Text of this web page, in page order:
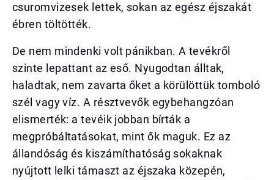
csuromvizesek lettek, sokan az egész éjszakát
ébren töltötték.
De nem mindenki volt pánikban. A tevékről
szinte lepattant az eső. Nyugodtan álltak,
haladtak, nem zavarta őket a körülöttük tomboló
szél vagy víz. A résztvevők egybehangzóan
elismerték: a tevéik jobban bírták a
megpróbáltatásokat, mint ők maguk. Ez az
állandóság és kiszámíthatóság sokaknak
nyújtott lelki támaszt az éjszaka közepén,